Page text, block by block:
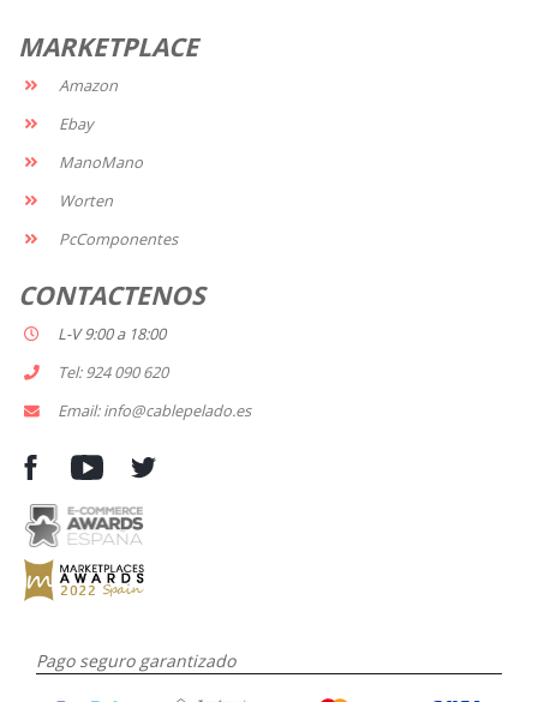
MARKETPLACE
Amazon
Ebay
ManoMano
Worten
PcComponentes
CONTACTENOS
L-V 9:00 a 18:00
Tel: 924 090 620
Email: info@cablepelado.es
Pago seguro garantizado